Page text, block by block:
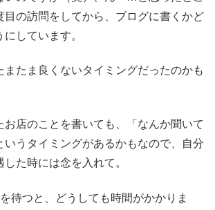
目の訪問をしてから、ブログに書くかど
しています。
またま良くないタイミングだったのかも
お店のことを書いても、「なんか聞いて
いうタイミングがあるかもなので、自分
た時には念を入れて。
待つと、どうしても時間がかかりま